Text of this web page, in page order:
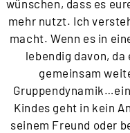
wünschen, dass es
mehr nutzt. Ich
macht. Wenn es in
lebendig davon,
gemeinsam
Kindes geht in kein
seinem Freund oder